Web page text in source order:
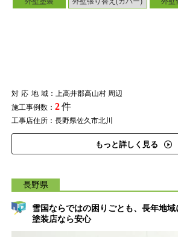
対応地域：上高井郡高山村 周辺
施工事例数： 2件
工事店住所：長野県佐久市北川
もっと詳しく見る
長野県
雪国ならではの困りごとも、長年地
塗装店なら安心